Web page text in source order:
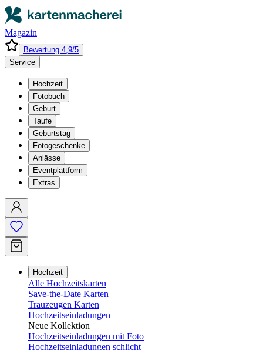
Magazin
Bewertung 4,9/5
Service
Hochzeit
Fotobuch
Geburt
Taufe
Geburtstag
Fotogeschenke
Anlässe
Eventplattform
Extras
Hochzeit
Alle Hochzeitskarten
Save-the-Date Karten
Trauzeugen Karten
Hochzeitseinladungen
Neue Kollektion
Hochzeitseinladungen mit Foto
Hochzeitseinladungen schlicht